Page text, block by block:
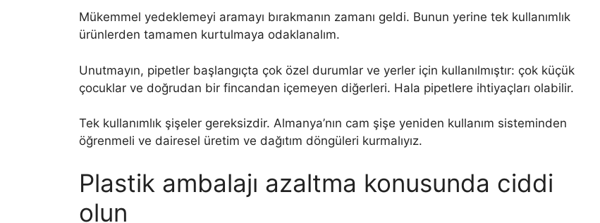
Mükemmel yedeklemeyi aramayı bırakmanın zamanı geldi. Bunun yerine tek kullanımlık
ürünlerden tamamen kurtulmaya odaklanalım.
Unutmayın, pipetler başlangıçta çok özel durumlar ve yerler için kullanılmıştır: çok küçük
çocuklar ve doğrudan bir fincandan içemeyen diğerleri. Hala pipetlere ihtiyaçları olabilir.
Tek kullanımlık şişeler gereksizdir. Almanya’nın cam şişe yeniden kullanım sisteminden
öğrenmeli ve dairesel üretim ve dağıtım döngüleri kurmalıyız.
Plastik ambalajı azaltma konusunda ciddi
olun